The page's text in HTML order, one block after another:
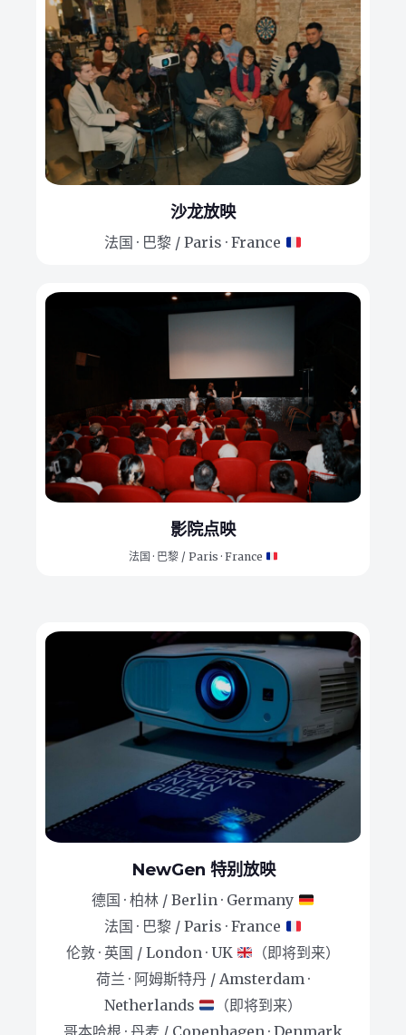
沙龙放映
法国 · 巴黎 / Paris · France
影院点映
法国 · 巴黎 / Paris · France
NewGen 特别放映
德国 · 柏林 / Berlin · Germany
法国 · 巴黎 / Paris · France
伦敦 · 英国 / London · UK
（即将到来）
荷兰 · 阿姆斯特丹 / Amsterdam ·
Netherlands
（即将到来）